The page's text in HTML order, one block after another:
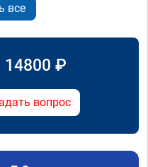
все
14800 ₽
вопрос